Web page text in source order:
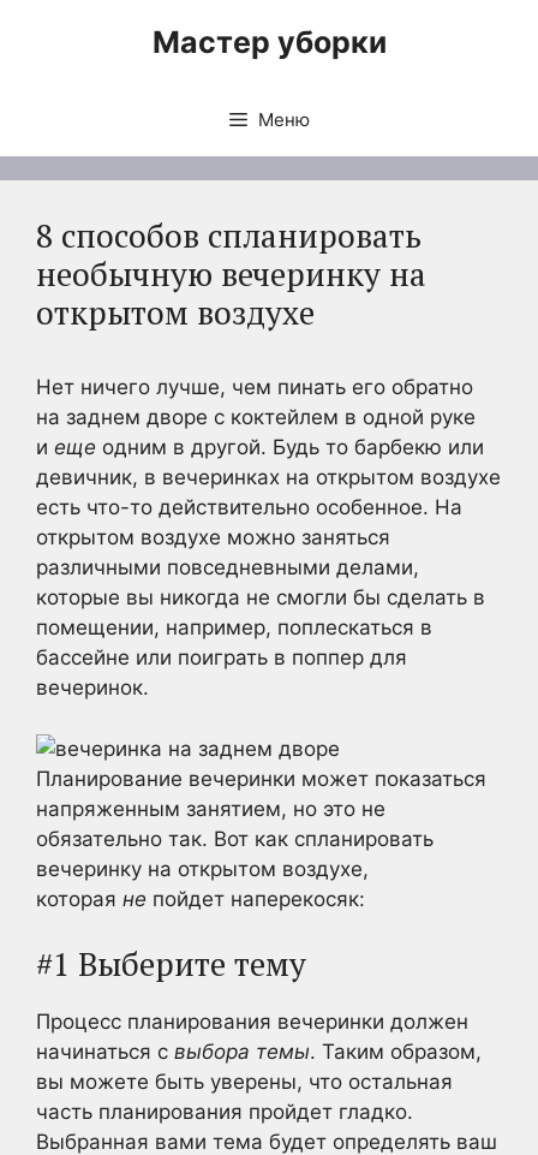
Мастер уборки
Меню
8 способов спланировать
необычную вечеринку на
открытом воздухе
Нет ничего лучше, чем пинать его обратно
на заднем дворе с коктейлем в одной руке
и еще одним в другой. Будь то барбекю или
девичник, в вечеринках на открытом воздухе
есть что-то действительно особенное. На
открытом воздухе можно заняться
различными повседневными делами,
которые вы никогда не смогли бы сделать в
помещении, например, поплескаться в
бассейне или поиграть в поппер для
вечеринок.
Планирование вечеринки может показаться
напряженным занятием, но это не
обязательно так. Вот как спланировать
вечеринку на открытом воздухе,
которая не пойдет наперекосяк:
#1 Выберите тему
Процесс планирования вечеринки должен
начинаться с выбора темы. Таким образом,
вы можете быть уверены, что остальная
часть планирования пройдет гладко.
Выбранная вами тема будет определять ваш